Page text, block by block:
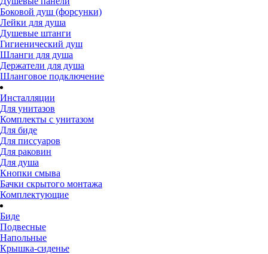
Боковой душ (форсунки)
Лейки для душа
Душевые штанги
Гигиенический душ
Шланги для душа
Держатели для душа
Шланговое подключение
Инсталляции
Для унитазов
Комплекты с унитазом
Для биде
Для писсуаров
Для раковин
Для душа
Кнопки смыва
Бачки скрытого монтажа
Комплектующие
Биде
Подвесные
Напольные
Крышка-сиденье